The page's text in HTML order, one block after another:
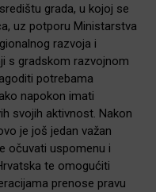
grada, u kojoj se
uz potporu Ministarstva
razvoja i
s gradskom razvojnom
potrebama
napokon imati
svojih aktivnost. Nakon
je još jedan važan
očuvati uspomenu i
te omogućiti
prenose pravu